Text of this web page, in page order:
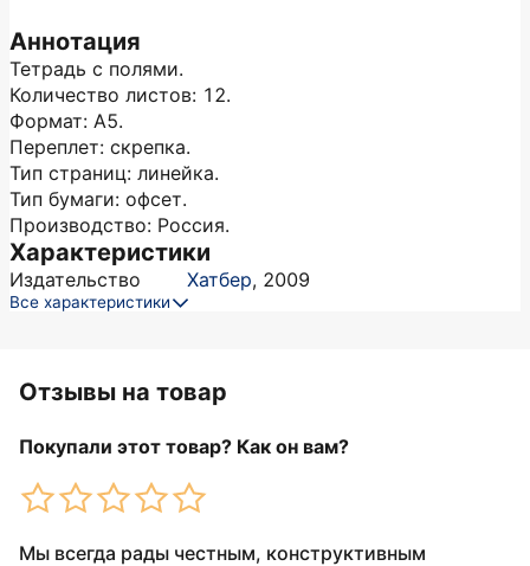
Аннотация
Тетрадь с полями.
Количество листов: 12.
Формат: А5.
Переплет: скрепка.
Тип страниц: линейка.
Тип бумаги: офсет.
Производство: Россия.
Характеристики
Издательство Хатбер, 2009
Все характеристики
Отзывы на товар
Покупали этот товар? Как он вам?
Мы всегда рады честным, конструктивным